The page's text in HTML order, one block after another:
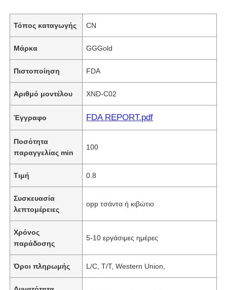
Τόπος καταγωγής CN
Μάρκα GGGold
Πιστοποίηση FDA
Αριθμό μοντέλου XND-C02
Έγγραφο FDA REPORT.pdf
Ποσότητα
παραγγελίας min
100
Τιμή 0.8
Συσκευασία
λεπτομέρειες
opp τσάντα ή κιβώτιο
Χρόνος
παράδοσης
5-10 εργάσιμες ημέρες
Όροι πληρωμής L/C, T/T, Western Union,